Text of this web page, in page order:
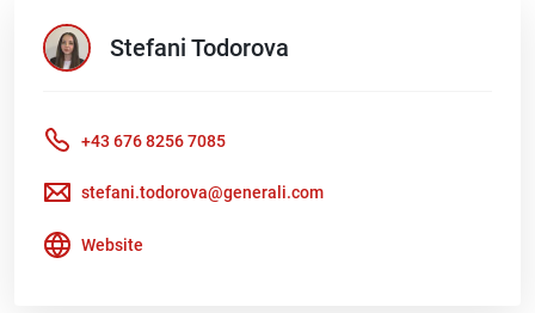
Stefani Todorova
+43 676 8256 7085
stefani.todorova@generali.com
Website